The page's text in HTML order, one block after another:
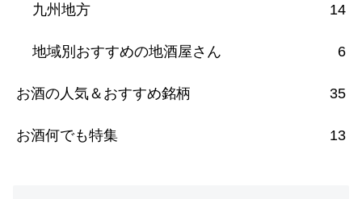
九州地方 14
地域別おすすめの地酒屋さん 6
お酒の人気＆おすすめ銘柄 35
お酒何でも特集 13